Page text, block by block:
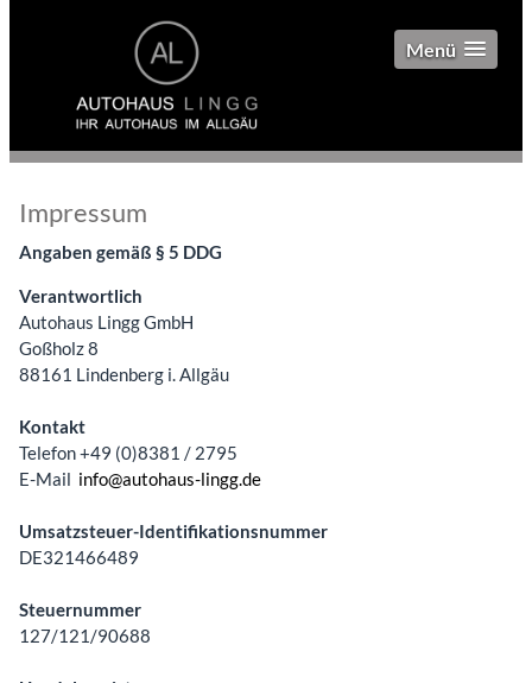
Menü
Impressum
Angaben gemäß § 5 DDG
Verantwortlich
Autohaus Lingg GmbH
Goßholz 8
88161 Lindenberg i. Allgäu
Kontakt
Telefon +49 (0)8381 / 2795
E-Mail info@autohaus-lingg.de
Umsatzsteuer-Identifikationsnummer
DE321466489
Steuernummer
127/121/90688